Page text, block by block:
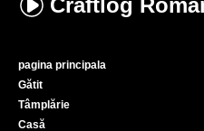
Craftlog
pagina principala
Gătit
Tâmplărie
Casă